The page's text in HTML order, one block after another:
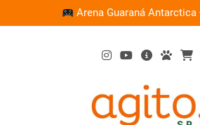
to
Arena Guaraná Antarctica